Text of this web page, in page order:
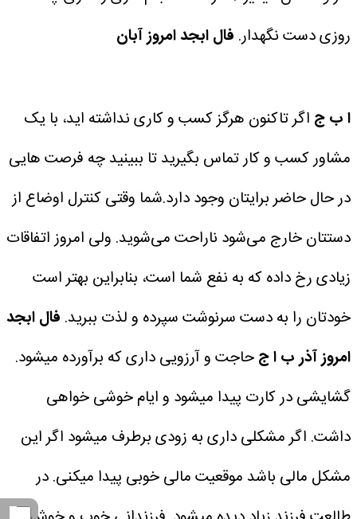
روزی دست نگهدار. فال ابجد امروز آبان
ا ب ج اگر تاکنون هرگز کسب و کاری نداشته اید، با یک
مشاور کسب و کار تماس بگیرید تا ببینید چه فرصت هایی
در حال حاضر برایتان وجود دارد.شما وقتی کنترل اوضاع از
دستتان خارج می‌شود ناراحت می‌شوید. ولی امروز اتفاقات
زیادی رخ داده که به نفع شما است، بنابراین بهتر است
خودتان را به دست سرنوشت سپرده و لذت ببرید. فال ابجد
امروز آذرب ا جحاجت و آرزویی داری که برآورده میشود.
گشایشی در کارت پیدا میشود و ایام خوشی خواهی
داشت. اگر مشکلی داری به زودی برطرف میشود اگر این
مشکل مالی باشد موقعیت مالی خوبی پیدا میکنی. در